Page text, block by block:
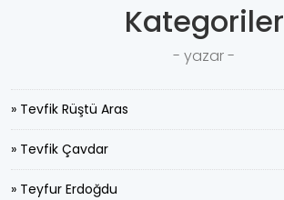
Kategoriler
- yazar -
» Tevfik Rüştü Aras
» Tevfik Çavdar
» Teyfur Erdoğdu